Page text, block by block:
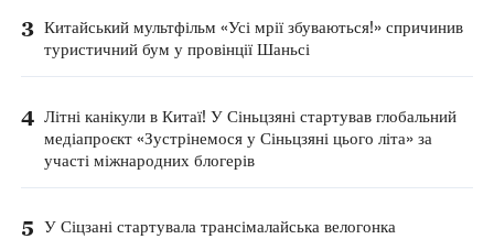
3 Китайський мультфільм «Усі мрії збуваються!» спричинив
туристичний бум у провінції Шаньсі
4 Літні канікули в Китаї! У Сіньцзяні стартував глобальний
медіапроєкт «Зустрінемося у Сіньцзяні цього літа» за
участі міжнародних блогерів
5 У Сіцзані стартувала трансімалайська велогонка